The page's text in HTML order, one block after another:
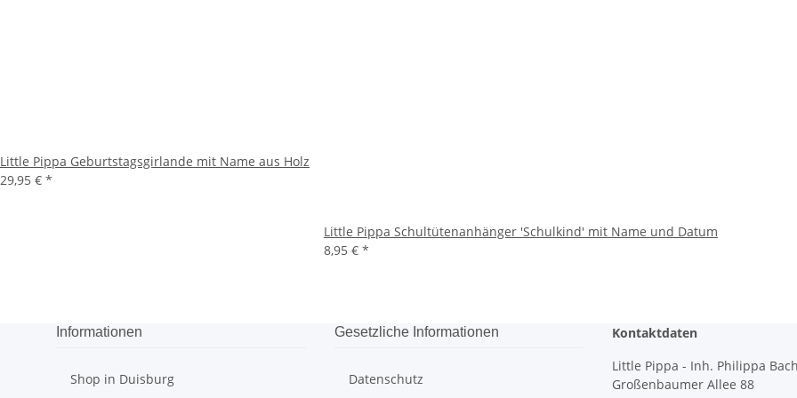
Little Pippa Geburtstagsgirlande mit Name aus Holz
29,95 € *
Little Pippa Schultütenanhänger 'Schulkind' mit Name und Datum
8,95 € *
Informationen
Shop in Duisburg
Gesetzliche Informationen
Datenschutz
Kontaktdaten
Little Pippa - Inh. Philippa
Großenbaumer Allee 88